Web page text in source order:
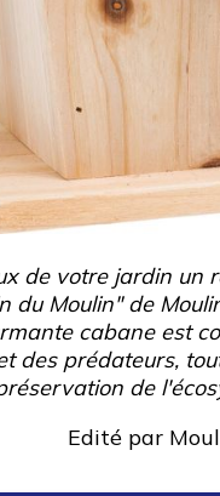
de votre jardin un
du Moulin" de
cabane est
des prédateurs,
de
Edité par